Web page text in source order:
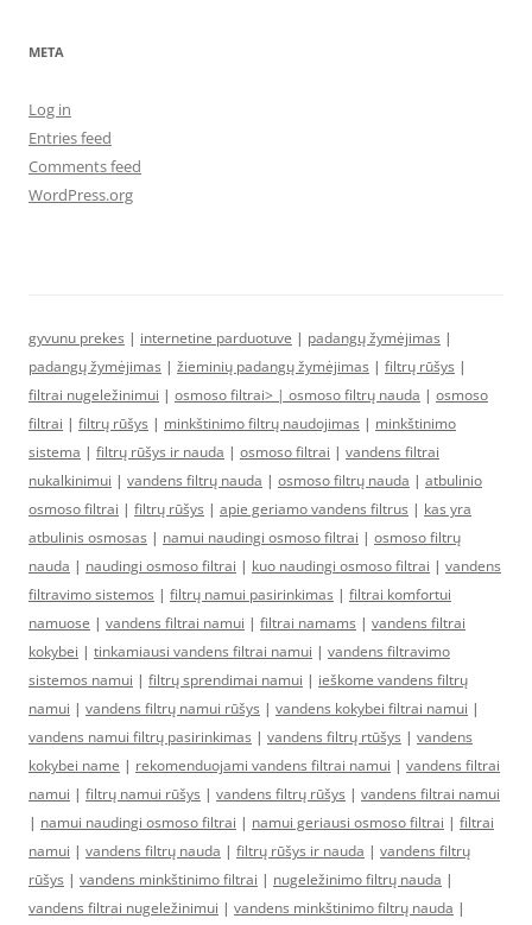
META
Log in
Entries feed
Comments feed
WordPress.org
gyvunu prekes | internetine parduotuve | padangų žymėjimas |
padangų žymėjimas | žieminių padangų žymėjimas | filtrų rūšys |
filtrai nugeležinimui | osmoso filtrai> | osmoso filtrų nauda | osmoso
filtrai | filtrų rūšys | minkštinimo filtrų naudojimas | minkštinimo
sistema | filtrų rūšys ir nauda | osmoso filtrai | vandens filtrai
nukalkinimui | vandens filtrų nauda | osmoso filtrų nauda | atbulinio
osmoso filtrai | filtrų rūšys | apie geriamo vandens filtrus | kas yra
atbulinis osmosas | namui naudingi osmoso filtrai | osmoso filtrų
nauda | naudingi osmoso filtrai | kuo naudingi osmoso filtrai | vandens
filtravimo sistemos | filtrų namui pasirinkimas | filtrai komfortui
namuose | vandens filtrai namui | filtrai namams | vandens filtrai
kokybei | tinkamiausi vandens filtrai namui | vandens filtravimo
sistemos namui | filtrų sprendimai namui | ieškome vandens filtrų
namui | vandens filtrų namui rūšys | vandens kokybei filtrai namui |
vandens namui filtrų pasirinkimas | vandens filtrų rtūšys | vandens
kokybei name | rekomenduojami vandens filtrai namui | vandens filtrai
namui | filtrų namui rūšys | vandens filtrų rūšys | vandens filtrai namui
| namui naudingi osmoso filtrai | namui geriausi osmoso filtrai | filtrai
namui | vandens filtrų nauda | filtrų rūšys ir nauda | vandens filtrų
rūšys | vandens minkštinimo filtrai | nugeležinimo filtrų nauda |
vandens filtrai nugeležinimui | vandens minkštinimo filtrų nauda |